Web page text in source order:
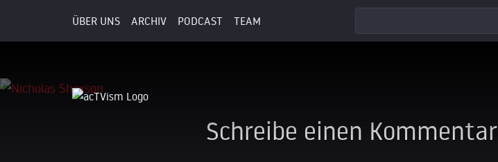
ÜBER UNS ARCHIV PODCAST TEAM
26. Mai 2020
Schreibe einen Kommentar